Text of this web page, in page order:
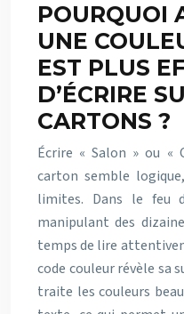
POURQUOI
UNE
EST PLUS
D’ÉCRIRE
CARTONS ?
Écrire « Salon » ou «
carton semble
limites. Dans le feu
manipulant des
temps de lire
code couleur révèle sa
traite les couleurs